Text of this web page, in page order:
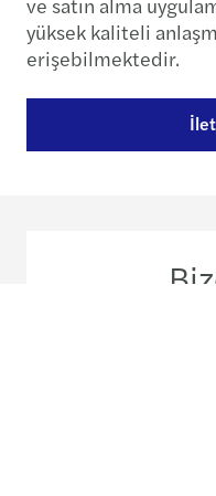
yüksek kaliteli
erişebilmektedir.